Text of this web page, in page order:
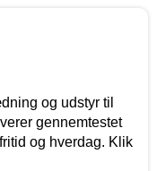
og udstyr til
gennemtestet
og hverdag. Klik